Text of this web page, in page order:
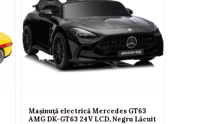
Mașinuță electrică Mercedes GT63
AMG DK-GT63 24V LCD, Negru Lăcuit